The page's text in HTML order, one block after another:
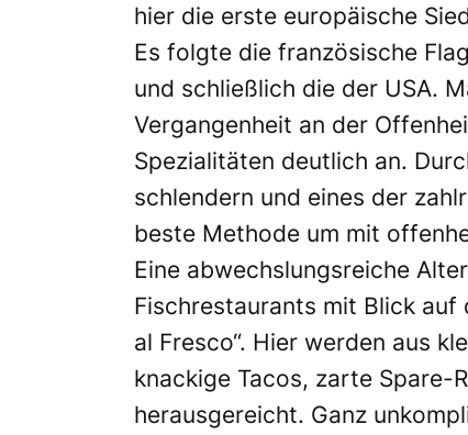
hier die erste europäische
Es folgte die französische
und schließlich die der USA.
Vergangenheit an der
Spezialitäten deutlich an.
schlendern und eines der
beste Methode um mit
Eine abwechslungsreiche
Fischrestaurants mit Blick
al Fresco“. Hier werden aus
knackige Tacos, zarte Spare-
herausgereicht. Ganz